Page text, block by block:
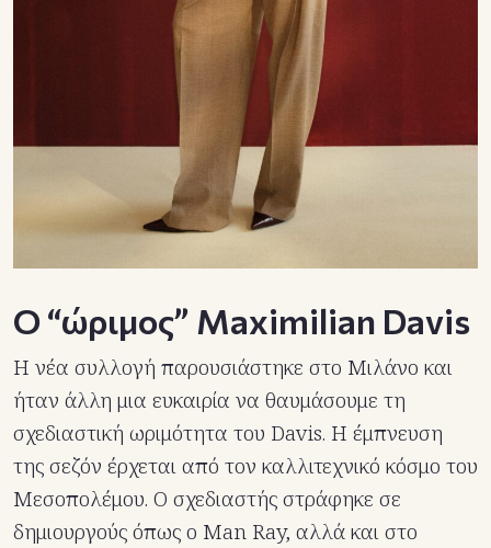
Ο “ώριμος” Maximilian Davis
Η νέα συλλογή παρουσιάστηκε στο Μιλάνο και
ήταν άλλη μια ευκαιρία να θαυμάσουμε τη
σχεδιαστική ωριμότητα του Davis. Η έμπνευση
της σεζόν έρχεται από τον καλλιτεχνικό κόσμο του
Μεσοπολέμου. Ο σχεδιαστής στράφηκε σε
δημιουργούς όπως ο Man Ray, αλλά και στο